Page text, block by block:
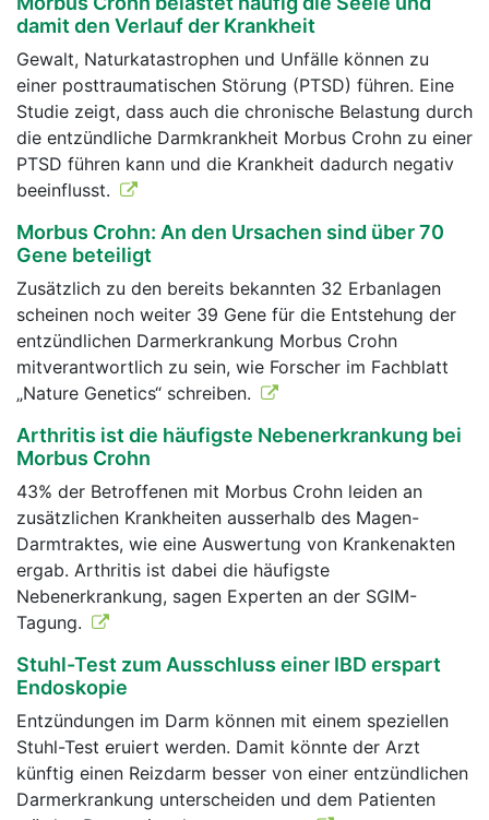
damit den Verlauf der Krankheit
Gewalt, Naturkatastrophen und Unfälle können zu
einer posttraumatischen Störung (PTSD) führen. Eine
Studie zeigt, dass auch die chronische Belastung durch
die entzündliche Darmkrankheit Morbus Crohn zu einer
PTSD führen kann und die Krankheit dadurch negativ
beeinflusst.
Morbus Crohn: An den Ursachen sind über 70
Gene beteiligt
Zusätzlich zu den bereits bekannten 32 Erbanlagen
scheinen noch weiter 39 Gene für die Entstehung der
entzündlichen Darmerkrankung Morbus Crohn
mitverantwortlich zu sein, wie Forscher im Fachblatt
„Nature Genetics“ schreiben.
Arthritis ist die häufigste Nebenerkrankung bei
Morbus Crohn
43% der Betroffenen mit Morbus Crohn leiden an
zusätzlichen Krankheiten ausserhalb des Magen-
Darmtraktes, wie eine Auswertung von Krankenakten
ergab. Arthritis ist dabei die häufigste
Nebenerkrankung, sagen Experten an der SGIM-
Tagung.
Stuhl-Test zum Ausschluss einer IBD erspart
Endoskopie
Entzündungen im Darm können mit einem speziellen
Stuhl-Test eruiert werden. Damit könnte der Arzt
künftig einen Reizdarm besser von einer entzündlichen
Darmerkrankung unterscheiden und dem Patienten